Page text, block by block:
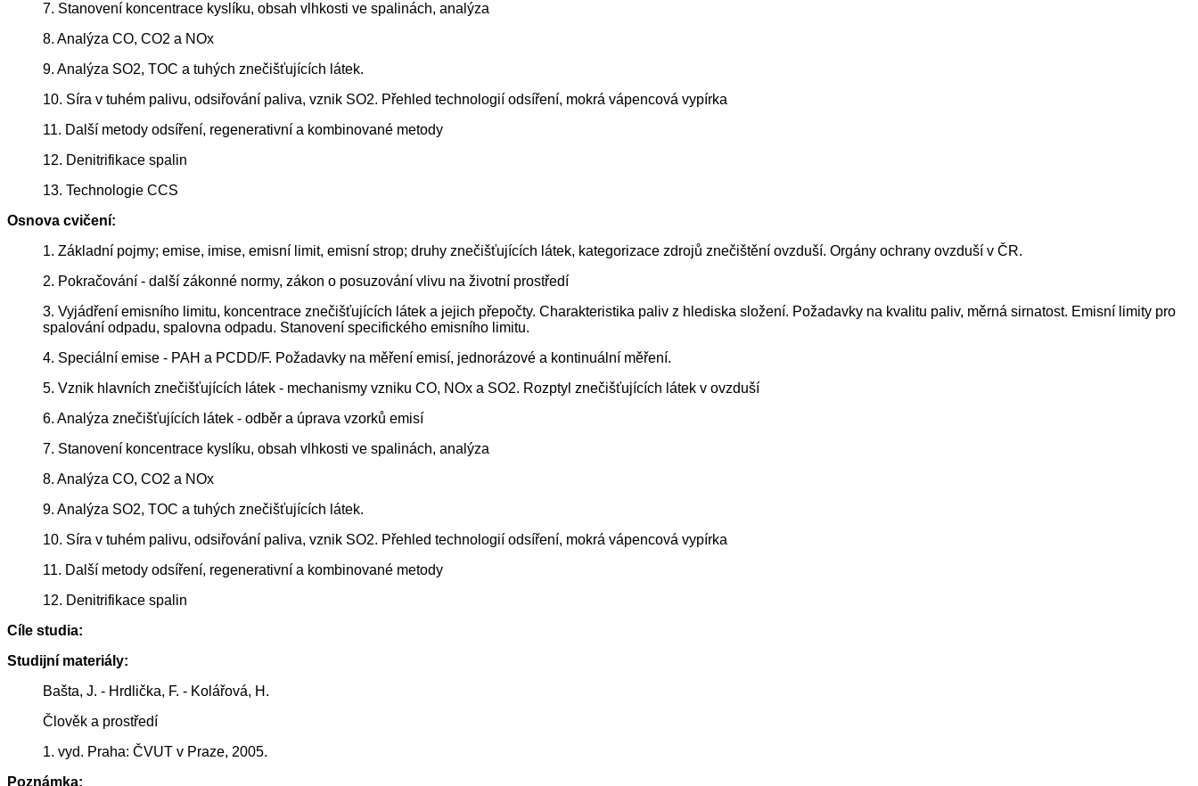
7. Stanovení koncentrace kyslíku, obsah vlhkosti ve spalinách, analýza
8. Analýza CO, CO2 a NOx
9. Analýza SO2, TOC a tuhých znečišťujících látek.
10. Síra v tuhém palivu, odsiřování paliva, vznik SO2. Přehled technologií odsíření, mokrá vápencová vypírka
11. Další metody odsíření, regenerativní a kombinované metody
12. Denitrifikace spalin
13. Technologie CCS
Osnova cvičení:
1. Základní pojmy; emise, imise, emisní limit, emisní strop; druhy znečišťujících látek, kategorizace zdrojů znečištění ovzduší. Orgány ochrany ovzduší v ČR.
2. Pokračování - další zákonné normy, zákon o posuzování vlivu na životní prostředí
3. Vyjádření emisního limitu, koncentrace znečišťujících látek a jejich přepočty. Charakteristika paliv z hlediska složení. Požadavky na kvalitu paliv, měrná sirnatost. Emisní limity pro
spalování odpadu, spalovna odpadu. Stanovení specifického emisního limitu.
4. Speciální emise - PAH a PCDD/F. Požadavky na měření emisí, jednorázové a kontinuální měření.
5. Vznik hlavních znečišťujících látek - mechanismy vzniku CO, NOx a SO2. Rozptyl znečišťujících látek v ovzduší
6. Analýza znečišťujících látek - odběr a úprava vzorků emisí
7. Stanovení koncentrace kyslíku, obsah vlhkosti ve spalinách, analýza
8. Analýza CO, CO2 a NOx
9. Analýza SO2, TOC a tuhých znečišťujících látek.
10. Síra v tuhém palivu, odsiřování paliva, vznik SO2. Přehled technologií odsíření, mokrá vápencová vypírka
11. Další metody odsíření, regenerativní a kombinované metody
12. Denitrifikace spalin
Cíle studia:
Studijní materiály:
Bašta, J. - Hrdlička, F. - Kolářová, H.
Člověk a prostředí
1. vyd. Praha: ČVUT v Praze, 2005.
Poznámka: